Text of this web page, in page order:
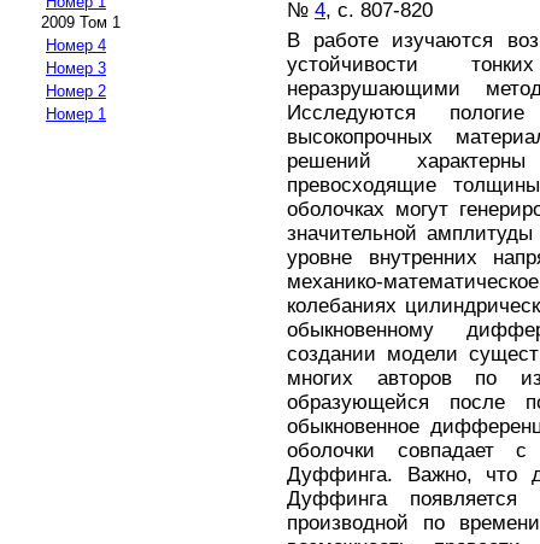
2009 Том 1
Номер 4
Номер 3
Номер 2
Номер 1
№ 4, с. 807-820
В работе изучаются
устойчивости
неразрушающими
Исследуются
высокопрочных
решений
превосходящие
оболочках могут
значительной
уровне внутренних
механико-
колебаниях
обыкновенному
создании модели
многих авторов по
образующейся после
обыкновенное
оболочки совпадает
Дуффинга. Важно, что
Дуффинга
производной по